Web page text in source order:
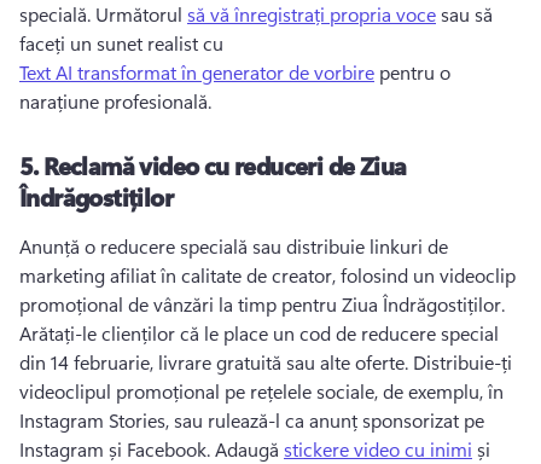
specială. Următorul să vă înregistrați propria voce sau să
faceți un sunet realist cu
Text AI transformat în generator de vorbire pentru o
narațiune profesională.
5.Reclamă video cu reduceri de Ziua
Îndrăgostiților
Anunță o reducere specială sau distribuie linkuri de
marketing afiliat în calitate de creator, folosind un videoclip
Arătați-le clienților că le place un cod de reducere special
din 14 februarie, livrare gratuită sau alte oferte. Distribuie-ți
videoclipul promoțional pe rețelele sociale, de exemplu, în
Instagram Stories, sau rulează-l ca anunț sponsorizat pe
Instagram și Facebook. Adaugă stickere video cu inimi și